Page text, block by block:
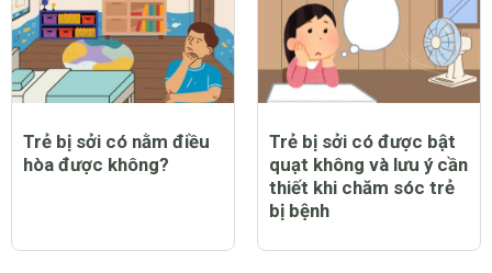
Trẻ bị sởi có nằm điều
hòa được không?
Trẻ bị sởi có được bật
quạt không và lưu ý cần
thiết khi chăm sóc trẻ
bị bệnh